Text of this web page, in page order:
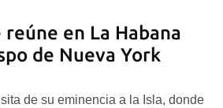
reúne en La Habana
de Nueva York
de su eminencia a la Isla, donde